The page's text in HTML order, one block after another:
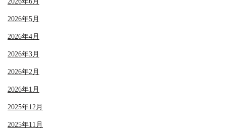
2026年5月
2026年4月
2026年3月
2026年2月
2026年1月
2025年12月
2025年11月